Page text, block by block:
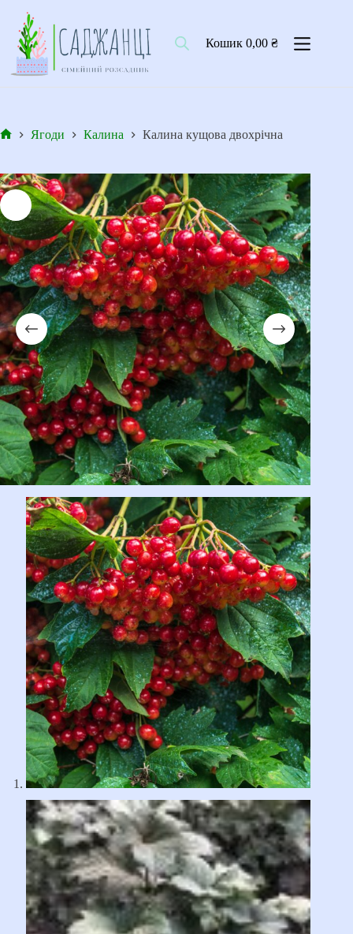
вмісту
Кошик0,00₴
Ягоди Калина Калина кущова двохрічна